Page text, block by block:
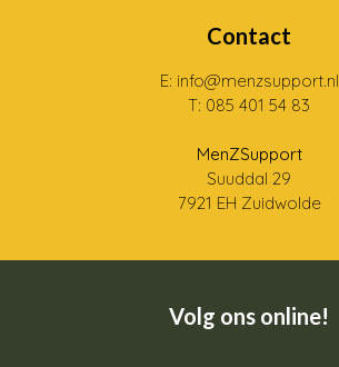
Contact
E: info@menzsupport.nl
T: 085 401 54 83
MenZSupport
Suuddal 29
7921 EH Zuidwolde
Volg ons online!